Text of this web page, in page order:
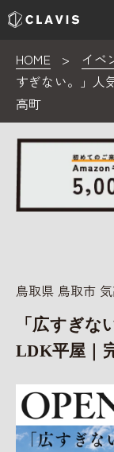
HOME > イベ
すぎない。」人
高町
鳥取県 鳥取市
「広すぎな
LDK平屋｜